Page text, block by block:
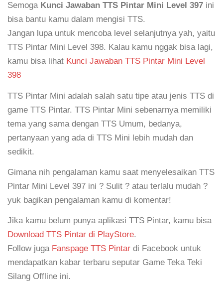
Semoga Kunci Jawaban TTS Pintar Mini Level 397 ini
bisa bantu kamu dalam mengisi TTS.
Jangan lupa untuk mencoba level selanjutnya yah, yaitu
TTS Pintar Mini Level 398. Kalau kamu nggak bisa lagi,
kamu bisa lihat Kunci Jawaban TTS Pintar Mini Level
398
TTS Pintar Mini adalah salah satu tipe atau jenis TTS di
game TTS Pintar. TTS Pintar Mini sebenarnya memiliki
tema yang sama dengan TTS Umum, bedanya,
pertanyaan yang ada di TTS Mini lebih mudah dan
sedikit.
Gimana nih pengalaman kamu saat menyelesaikan TTS
Pintar Mini Level 397 ini ? Sulit ? atau terlalu mudah ?
yuk bagikan pengalaman kamu di komentar!
Jika kamu belum punya aplikasi TTS Pintar, kamu bisa
Download TTS Pintar di PlayStore.
Follow juga Fanspage TTS Pintar di Facebook untuk
mendapatkan kabar terbaru seputar Game Teka Teki
Silang Offline ini.